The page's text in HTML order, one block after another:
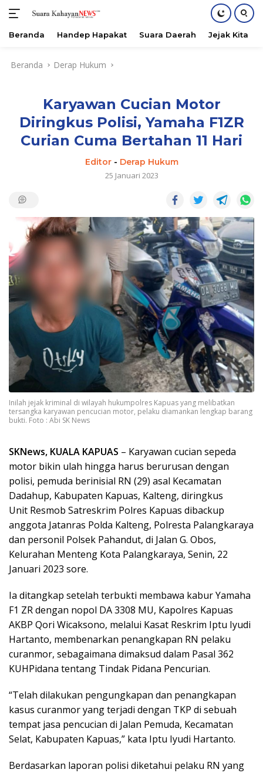
Beranda Handep Hapakat Suara Daerah Jejak Kita
Beranda Derap Hukum
Karyawan Cucian Motor
Diringkus Polisi, Yamaha F1ZR
Curian Cuma Bertahan 11 Hari
Editor- Derap Hukum
25 Januari 2023
Inilah jejak kriminal di wilayah hukumpolres Kapuas yang melibatkan
tersangka karyawan pencucian motor, pelaku diamankan lengkap barang
bukti. Foto : Abi SK News
SKNews, KUALA KAPUAS – Karyawan cucian sepeda
motor bikin ulah hingga harus berurusan dengan
polisi, pemuda berinisial RN (29) asal Kecamatan
Dadahup, Kabupaten Kapuas, Kalteng, diringkus
Unit Resmob Satreskrim Polres Kapuas dibackup
anggota Jatanras Polda Kalteng, Polresta Palangkaraya
dan personil Polsek Pahandut, di Jalan G. Obos,
Kelurahan Menteng Kota Palangkaraya, Senin, 22
Januari 2023 sore.
Ia ditangkap setelah terbukti membawa kabur Yamaha
F1 ZR dengan nopol DA 3308 MU, Kapolres Kapuas
AKBP Qori Wicaksono, melalui Kasat Reskrim Iptu Iyudi
Hartanto, membenarkan penangkapan RN pelaku
curanmor, sebagaimana dimaksud dalam Pasal 362
KUHPidana tentang Tindak Pidana Pencurian.
“Telah dilakukan pengungkapan dan penangkapan
kasus curanmor yang terjadi dengan TKP di sebuah
tempat jasa pencucian di Jalan Pemuda, Kecamatan
Selat, Kabupaten Kapuas,” kata Iptu Iyudi Hartanto.
Berdasarkan laporan polisi diketahui pelaku RN yang